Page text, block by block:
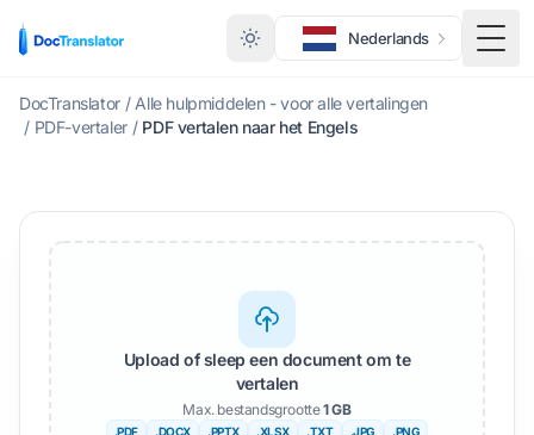
Nederlands
DocTranslator / Alle hulpmiddelen - voor alle vertalingen
/ PDF-vertaler / PDF vertalen naar het Engels
Upload of sleep een document om te
vertalen
Max. bestandsgrootte1 GB
.PDF .DOCX .PPTX .XLSX .TXT .JPG
.PNG